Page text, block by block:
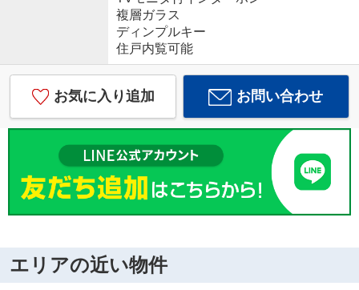
複層ガラス
ディンプルキー
住戸内覧可能
お気に入り追加 お問い合わせ
エリアの近い物件